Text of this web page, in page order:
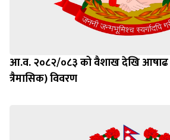
आ.व. २०८२/०८३ को वैशाख देखि आषाढ
त्रैमासिक) विवरण